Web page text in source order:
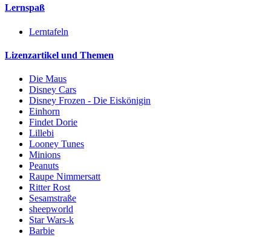
Lernspaß
Lerntafeln
Lizenzartikel und Themen
Die Maus
Disney Cars
Disney Frozen - Die Eiskönigin
Einhorn
Findet Dorie
Lillebi
Looney Tunes
Minions
Peanuts
Raupe Nimmersatt
Ritter Rost
Sesamstraße
sheepworld
Star Wars-k
Barbie